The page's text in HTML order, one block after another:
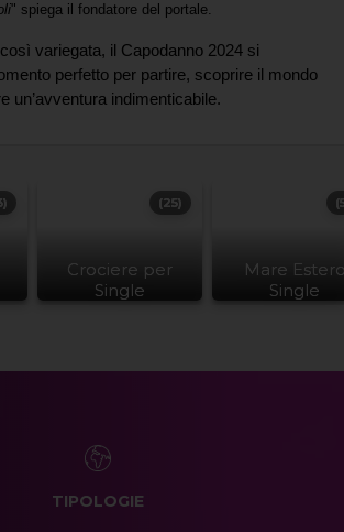
" spiega il fondatore del portale.
variegata, il Capodanno 2024 si
perfetto per partire, scoprire il mondo
un’avventura indimenticabile.
Crociere per
Single
(25)
Mare
Single
TIPOLOGIE